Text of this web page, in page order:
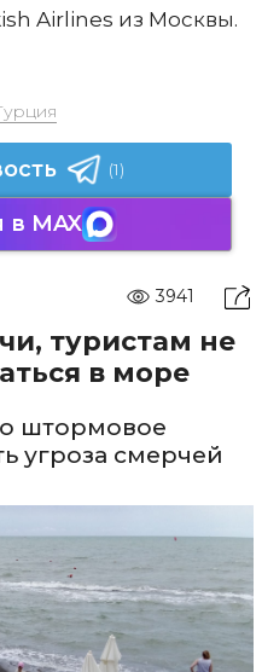
Airlines из Москвы.
(1)
в MAX
3941
туристам не
в море
штормовое
угроза смерчей